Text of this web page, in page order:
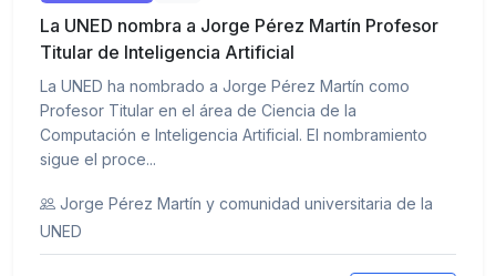
La UNED nombra a Jorge Pérez Martín Profesor
Titular de Inteligencia Artificial
La UNED ha nombrado a Jorge Pérez Martín como
Profesor Titular en el área de Ciencia de la
Computación e Inteligencia Artificial. El nombramiento
sigue el proce...
Jorge Pérez Martín y comunidad universitaria de la
UNED